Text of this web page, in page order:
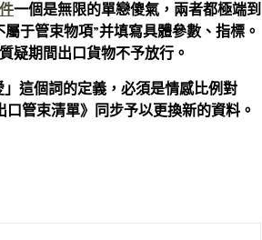
一個是無限的單戀傻氣，兩者都極端到
于管束物項”并填寫具體參數、指標。
疑期間出口貨物不予放行。
」這個詞的定義，必須是情感比例對
管束清單》同步予以更換新的資料。